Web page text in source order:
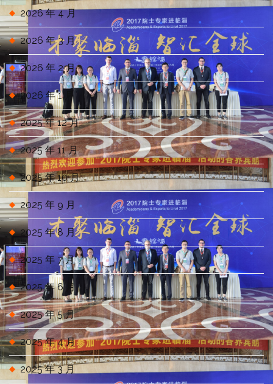
2026 年 4 月
2026 年 3 月
2026 年 2 月
2026 年 1 月
2025 年 12 月
2025 年 11 月
2025 年 10 月
2025 年 9 月
2025 年 8 月
2025 年 7 月
2025 年 6 月
2025 年 5 月
2025 年 4 月
2025 年 3 月